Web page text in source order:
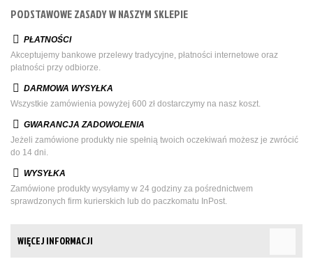
PODSTAWOWE ZASADY W NASZYM SKLEPIE
PŁATNOŚCI
Akceptujemy bankowe przelewy tradycyjne, płatności internetowe oraz
płatności przy odbiorze.
DARMOWA WYSYŁKA
Wszystkie zamówienia powyżej 600 zł dostarczymy na nasz koszt.
GWARANCJA ZADOWOLENIA
Jeżeli zamówione produkty nie spełnią twoich oczekiwań możesz je zwrócić
do 14 dni.
WYSYŁKA
Zamówione produkty wysyłamy w 24 godziny za pośrednictwem
sprawdzonych firm kurierskich lub do paczkomatu InPost.
WIĘCEJ INFORMACJI